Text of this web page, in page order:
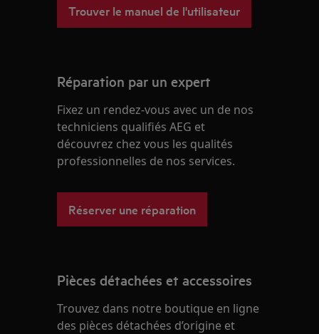
Trouver le manuel de l'utilisateur
Réparation par un expert
Fixez un rendez-vous avec un de nos
techniciens qualifiés AEG et
découvrez chez vous les qualités
professionnelles de nos services.
Réserver une réparation
Pièces détachées et accessoires
Trouvez dans notre boutique en ligne
des pièces détachées d’origine et